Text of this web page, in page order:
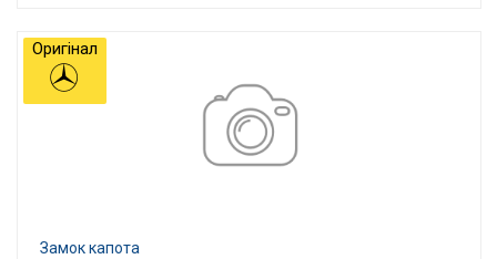
Замок капота
Оригінал